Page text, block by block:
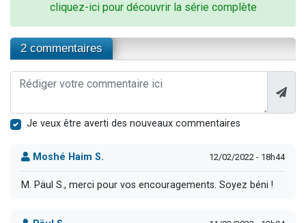
cliquez-ici pour découvrir la série complète
2 commentaires
Je veux être averti des nouveaux commentaires
Moshé Haim S. 12/02/2022 - 18h44
M. Päul S., merci pour vos encouragements. Soyez béni !